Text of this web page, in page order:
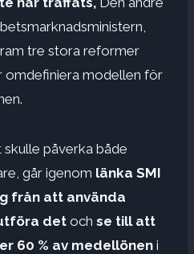
tre stora reformer
omdefiniera modellen för
påverka både
går igenom länka SMI
från att använda
det och se till att
60 % av medellönen i